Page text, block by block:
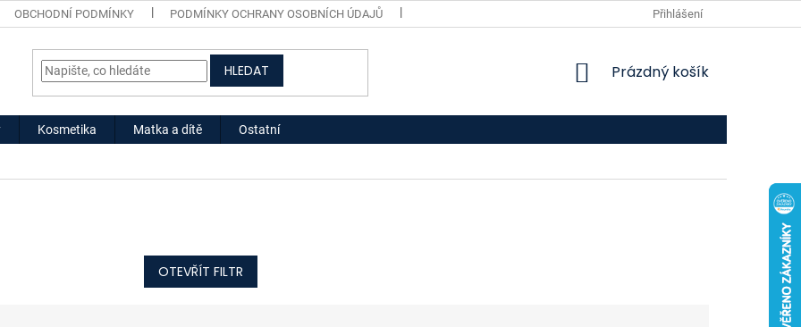
OBCHODNÍ PODMÍNKY PODMÍNKY OCHRANY OSOBNÍCH ÚDAJŮ Přihlášení
HLEDAT
NÁKUPNÍ
Prázdný košík
Kosmetika Matka a dítě Ostatní
OTEVŘÍT FILTR